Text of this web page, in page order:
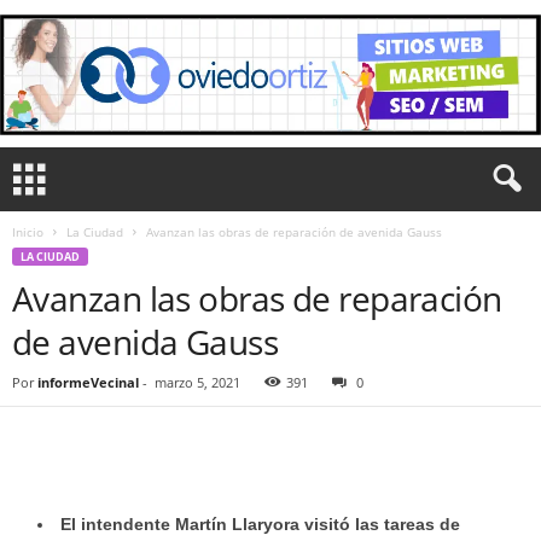
Inicio La Ciudad Avanzan las obras de reparación de avenida Gauss
LA CIUDAD
Avanzan las obras de reparación
de avenida Gauss
Por informeVecinal - marzo 5, 2021 391 0
El intendente Martín Llaryora visitó las tareas de